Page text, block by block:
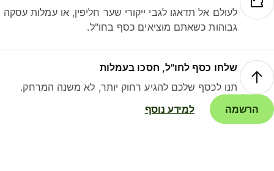
לעולם אל תדאגו לגבי ייקורי שער חליפין, או עמלות עסקה
גבוהות כשאתם מוציאים כסף בחו"ל.
שלחו כסף לחו"ל, חסכו בעמלות
תנו לכסף שלכם להגיע רחוק יותר, לא משנה המרחק.
הרשמה
למידע נוסף